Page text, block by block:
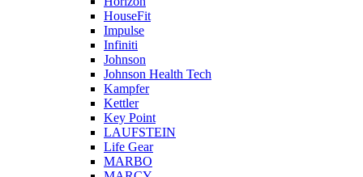
HouseFit
Impulse
Infiniti
Johnson
Johnson Health Tech
Kampfer
Kettler
Key Point
LAUFSTEIN
Life Gear
MARBO